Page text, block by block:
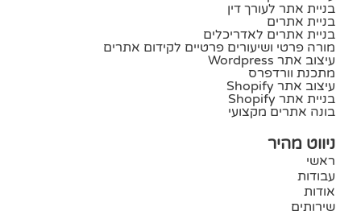
בניית אתר לעורך דין
בניית אתרים
בניית אתרים לאדריכלים
מורה פרטי ושיעורים פרטיים לקידום אתרים
עיצוב אתר Wordpress
מתכנת וורדפרס
עיצוב אתר Shopify
בניית אתר Shopify
בונה אתרים מקצועי
ניווט מהיר
ראשי
עבודות
אודות
שירותים